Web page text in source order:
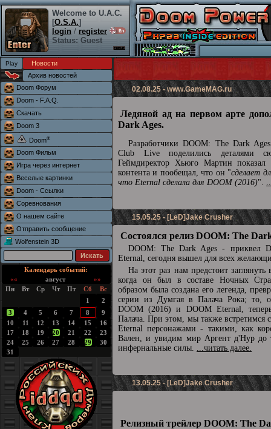
Welcome to U.A.C.
[O.S.A.]
login / register
Status: Guest
Новости
Архив новостей
Doom Форум
Doom - F.A.Q.
Скачать
Doom 3
Doom®
Doom Фильм
Игра через интернет
Веселые картинки
Doom - Ссылки
Соревнования
О нашем сайте
Отправить сообщение
Wolfenstein 3D
Календарь событий:
««
август
»»
Пн
Вт Ср Чт Пт Сб
Вс
1
2
3
4 5 6 7 8
9
10
11 12 13 14 15
16
17
18 19 20 21 22
23
24
25 26 27 28 29
30
31
02.08.25 -www.GameMAG.ru
Ледяной ад на первом арте
Dark Ages.
Разработчики DOOM: The Dark
Club Live поделились деталями
Геймдиректор Хьюго Мартин показал
контента и пообещал, что он "сделает
что Eternal сделала для DOOM (2016)".
15.05.25 - [LeD]Jake Crusher
Состоялся релиз DOOM: The
DOOM: The Dark Ages - приквел
Eternal, сегодня вышел для всех
На этот раз нам предстоит
когда он был в составе Ночных
образом была создана его легенда,
серии из Думгая в Палача Рока; то, о
DOOM (2016) и DOOM Eternal,
Палача. При этом, мы также встретимся
Eternal персонажами - такими, как
Вален, и увидим мир Аргент д'Нур до
инфернальные силы. ...читать далее.
13.05.25 - [LeD]Jake Crusher
Релизный трейлер DOOM: The